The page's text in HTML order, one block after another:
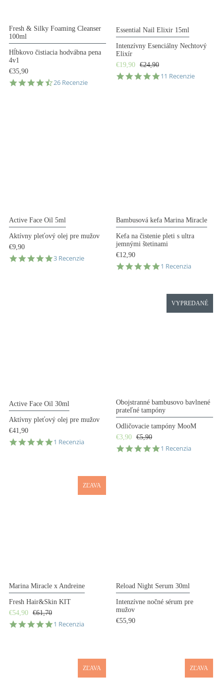
Fresh & Silky Foaming Cleanser
100ml
Hĺbkovo čistiacia hodvábna pena
4v1
€35,90
4.7
26 Recenzie
Essential Nail Elixir 15ml
Intenzívny Esenciálny Nechtový
Elixír
€19,90
€24,90
4.8
11 Recenzie
Active Face Oil 5ml
Aktívny pleťový olej pre mužov
€9,90
5.0
3 Recenzie
Bambusová kefa Marina Miracle
Kefa na čistenie pleti s ultra
jemnými štetinami
€12,90
5.0
1 Recenzia
Active Face Oil 30ml
Aktívny pleťový olej pre mužov
€41,90
5.0
1 Recenzia
VYPREDANÉ
Obojstranné bambusovo bavlnené
prateľné tampóny
Odličovacie tampóny MooM
€3,90
€5,90
5.0
1 Recenzia
ZĽAVA
Marina Miracle x Andreine
Fresh Hair&Skin KIT
€54,90
€61,70
5.0
1 Recenzia
Reload Night Serum 30ml
Intenzívne nočné sérum pre
mužov
€55,90
ZĽAVA ZĽAVA